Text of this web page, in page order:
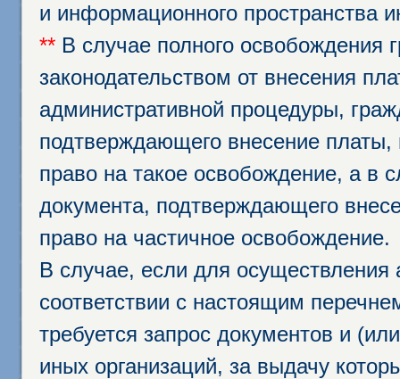
и информационного пространства
** В случае полного освобождения
законодательством от внесения
административной процедуры,
подтверждающего внесение
право на такое освобождение, а в
документа, подтверждающего
право на частичное освобождение.
В случае, если для осуществления
соответствии с настоящим
требуется запрос документов и
иных организаций, за выдачу